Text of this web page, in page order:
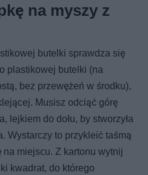
na myszy z
butelki sprawdza się
plastikowej butelki (na
bez przewężeń w środku),
Musisz odciąć górę
lejkiem do dołu, by stworzyła
Wystarczy to przykleić taśmą
na miejscu. Z kartonu wytnij
kwadrat, do którego